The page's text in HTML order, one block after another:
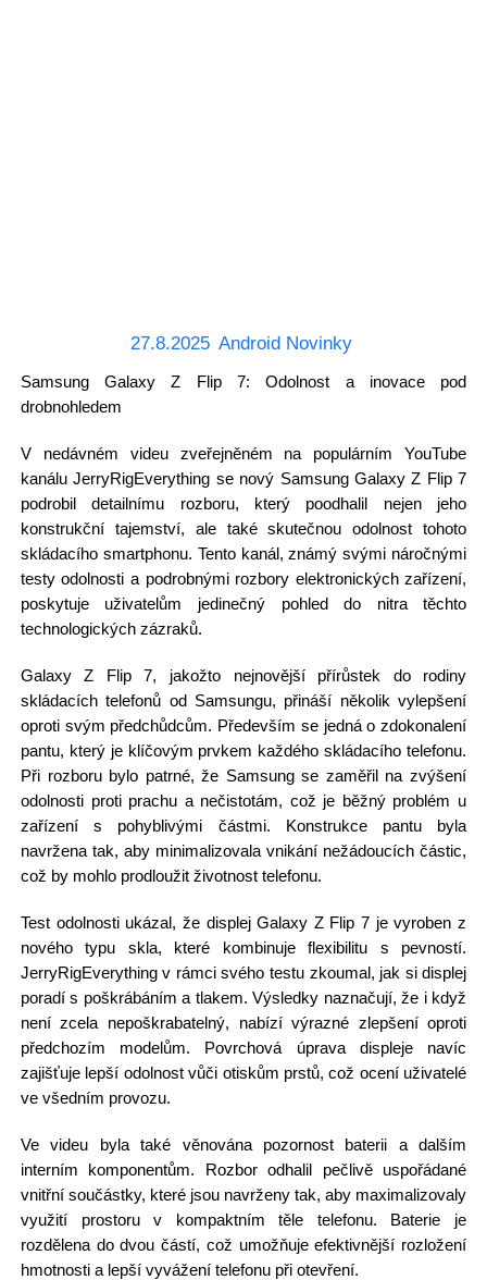
27.8.2025 Android Novinky
Samsung Galaxy Z Flip 7: Odolnost a inovace pod
drobnohledem
V nedávném videu zveřejněném na populárním YouTube
kanálu JerryRigEverything se nový Samsung Galaxy Z Flip 7
podrobil detailnímu rozboru, který poodhalil nejen jeho
konstrukční tajemství, ale také skutečnou odolnost tohoto
skládacího smartphonu. Tento kanál, známý svými náročnými
testy odolnosti a podrobnými rozbory elektronických zařízení,
poskytuje uživatelům jedinečný pohled do nitra těchto
technologických zázraků.
Galaxy Z Flip 7, jakožto nejnovější přírůstek do rodiny
skládacích telefonů od Samsungu, přináší několik vylepšení
oproti svým předchůdcům. Především se jedná o zdokonalení
pantu, který je klíčovým prvkem každého skládacího telefonu.
Při rozboru bylo patrné, že Samsung se zaměřil na zvýšení
odolnosti proti prachu a nečistotám, což je běžný problém u
zařízení s pohyblivými částmi. Konstrukce pantu byla
navržena tak, aby minimalizovala vnikání nežádoucích částic,
což by mohlo prodloužit životnost telefonu.
Test odolnosti ukázal, že displej Galaxy Z Flip 7 je vyroben z
nového typu skla, které kombinuje flexibilitu s pevností.
JerryRigEverything v rámci svého testu zkoumal, jak si displej
poradí s poškrábáním a tlakem. Výsledky naznačují, že i když
není zcela nepoškrabatelný, nabízí výrazné zlepšení oproti
předchozím modelům. Povrchová úprava displeje navíc
zajišťuje lepší odolnost vůči otiskům prstů, což ocení uživatelé
ve všedním provozu.
Ve videu byla také věnována pozornost baterii a dalším
interním komponentům. Rozbor odhalil pečlivě uspořádané
vnitřní součástky, které jsou navrženy tak, aby maximalizovaly
využití prostoru v kompaktním těle telefonu. Baterie je
rozdělena do dvou částí, což umožňuje efektivnější rozložení
hmotnosti a lepší vyvážení telefonu při otevření.